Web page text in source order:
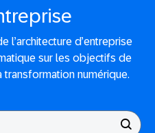
l’architecture d’entreprise
sur les objectifs de
transformation numérique.
auquel est associée une